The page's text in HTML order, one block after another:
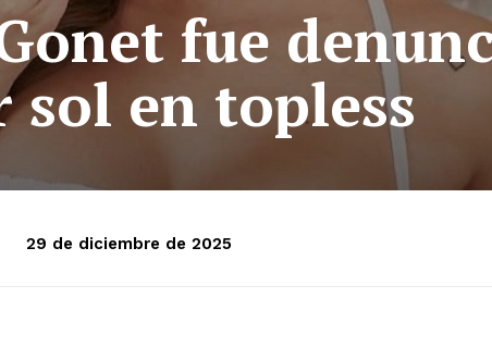
fue
sol en topless
29 de diciembre de 2025